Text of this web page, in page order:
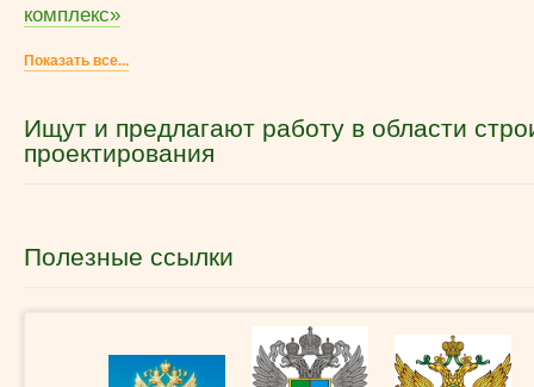
комплекс»
Показать все...
Ищут и предлагают работу в области
проектирования
Полезные ссылки